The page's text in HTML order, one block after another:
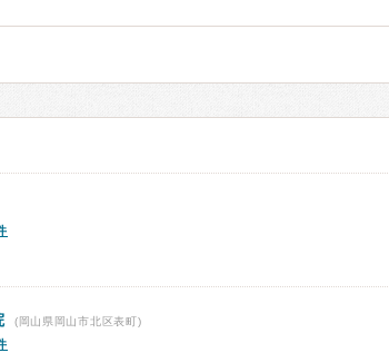
(岡山県岡山市北区表町)